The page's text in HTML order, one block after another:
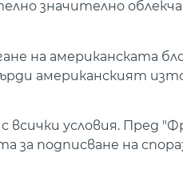
значително
на американската
американският
всички условия. Пред
за подписване на